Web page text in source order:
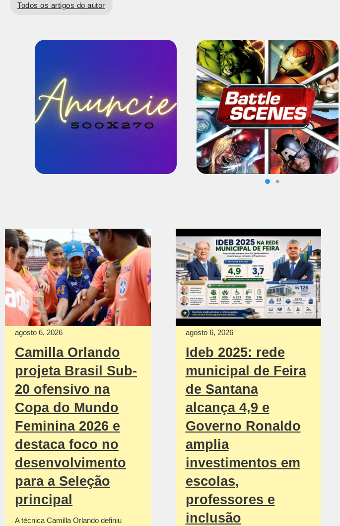
Todos os artigos do autor
agosto 6, 2026
Camilla Orlando
projeta Brasil Sub-
20 ofensivo na
Copa do Mundo
Feminina 2026 e
destaca foco no
desenvolvimento
para a Seleção
principal
A técnica Camilla Orlando definiu
agosto 6, 2026
Ideb 2025: rede
municipal de Feira
de Santana
alcança 4,9 e
Governo Ronaldo
amplia
investimentos em
escolas,
professores e
inclusão